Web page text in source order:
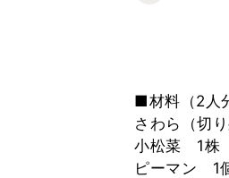
■材料（2人
さわら（切
小松菜 1株
ピーマン 1